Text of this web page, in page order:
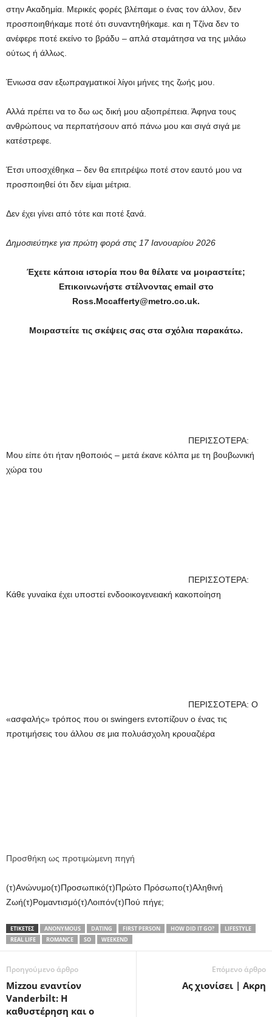
στην Ακαδημία. Μερικές φορές βλέπαμε ο ένας τον άλλον, δεν
προσποιηθήκαμε ποτέ ότι συναντηθήκαμε. και η Τζίνα δεν το
ανέφερε ποτέ εκείνο το βράδυ – απλά σταμάτησα να της μιλάω
ούτως ή άλλως.
Ένιωσα σαν εξωπραγματικοί λίγοι μήνες της ζωής μου.
Αλλά πρέπει να το δω ως δική μου αξιοπρέπεια. Άφηνα τους
ανθρώπους να περπατήσουν από πάνω μου και σιγά σιγά με
κατέστρεφε.
Έτσι υποσχέθηκα – δεν θα επιτρέψω ποτέ στον εαυτό μου να
προσποιηθεί ότι δεν είμαι μέτρια.
Δεν έχει γίνει από τότε και ποτέ ξανά.
Δημοσιεύτηκε για πρώτη φορά στις 17 Ιανουαρίου 2026
Έχετε κάποια ιστορία που θα θέλατε να μοιραστείτε;
Επικοινωνήστε στέλνοντας email στο
Ross.Mccafferty@metro.co.uk.
Μοιραστείτε τις σκέψεις σας στα σχόλια παρακάτω.
ΠΕΡΙΣΣΟΤΕΡΑ:
Μου είπε ότι ήταν ηθοποιός – μετά έκανε κόλπα με τη βουβωνική
χώρα του
ΠΕΡΙΣΣΟΤΕΡΑ:
Κάθε γυναίκα έχει υποστεί ενδοοικογενειακή κακοποίηση
ΠΕΡΙΣΣΟΤΕΡΑ: Ο
«ασφαλής» τρόπος που οι swingers εντοπίζουν ο ένας τις
προτιμήσεις του άλλου σε μια πολυάσχολη κρουαζιέρα
Προσθήκη ως προτιμώμενη πηγή
(τ)Ανώνυμο(τ)Προσωπικό(τ)Πρώτο Πρόσωπο(τ)Αληθινή
Ζωή(τ)Ρομαντισμό(τ)Λοιπόν(τ)Πού πήγε;
ΕΤΙΚΕΤΕΣ ANONYMOUS DATING FIRST PERSON HOW DID IT GO?
LIFESTYLE
REAL LIFE
ROMANCE SO WEEKEND
Προηγούμενο άρθρο
Mizzou εναντίον
Vanderbilt: Η
καθυστέρηση και ο
Επόμενο άρθρο
Ας χιονίσει | Ακρη